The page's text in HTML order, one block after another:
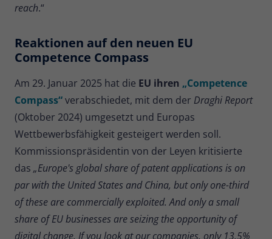
reach.“
Reaktionen auf den neuen EU
Competence Compass
Am 29. Januar 2025 hat die EU ihren „Competence
Compass“verabschiedet, mit dem der Draghi Report
(Oktober 2024) umgesetzt und Europas
Wettbewerbsfähigkeit gesteigert werden soll.
Kommissionspräsidentin von der Leyen kritisierte
das „Europe's global share of patent applications is on
par with the United States and China, but only one-third
of these are commercially exploited. And only a small
share of EU businesses are seizing the opportunity of
digital change. If you look at our companies, only 13.5%